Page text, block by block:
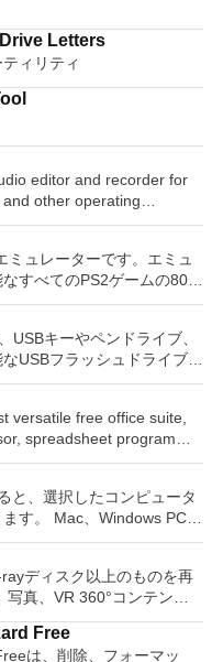
Letters
ィリティ
editor and recorder for
other operating
or CDs. Edit Ogg
or mix
Add new effects with LADSPA plug-ins. And more!
ミュレーターです。エミュ
すべてのPS2ゲームの80％
コンピューターを所有して
ーターです。また、この
ピューターのサポートも提
ルのすべての所有者は、
PCSX2エミュレ
ーラーを使用して、本物の
ートできます。このアプリ
ムを直接実行することも、
して実行することもできま
」を保存できます。 無制
モリーカードを保存でき、
ードに制限されなくなりま
を使用すると、
イできます。 全体とし
き、Windowsとエミュレ
。欠点は、高速ゲームに苦
USBキーやペンドライブ、
USBフラッシュドライブを
オで
を作成する必要がある場
レベルのユーティリティ
/ pebuilder、CentOS、
、Gentoo、
、LiveXP、Knoppix、
Registry Editor、
、Tails、Trinity
CD、Windows XP（SP2
、Windows Vista、
versatile free office suite,
spreadsheet program
three programs you will
tasks. WPS
support for English,
and Polish
requires only a
as the paragraph
feature. It also has a PDF
feature. WPS Office
language UI,File
と、選択したコンピュータ
す。 Mac、Windows PC、
からでも。 VNC Viewerを
クトップを表示したり、コ
かのようにマウスとキーボ
スでインストーラーを実行
ョンで、Windowsでのリ
ディスク以上のものを再
真、VR 360°コンテン
っても、PowerDVD18は重
TVとサFree
は、削除、フォーマッ